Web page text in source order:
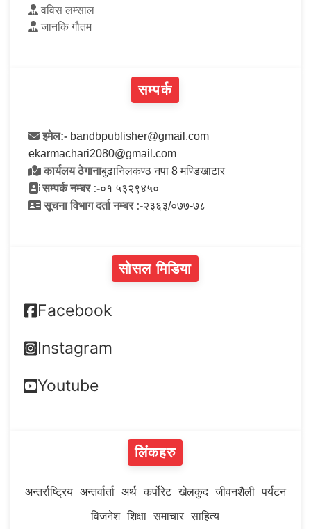
वविस लम्साल
जानकि गौतम
सम्पर्क
इमेल:- bandbpublisher@gmail.com
ekarmachari2080@gmail.com
कार्यलय ठेगानाबुढानिलकण्ठ नपा 8 मण्डिखाटार
सम्पर्क नम्बर :-०१ ५३२९४५०
सूचना विभाग दर्ता नम्बर :-२३६३/०७७-७८
सोसल मिडिया
Facebook
Instagram
Youtube
लिंकहरु
अन्तर्राष्ट्रिय अन्तर्वार्ता अर्थ कर्पोरेट खेलकुद जीवनशैली पर्यटन
विजनेश शिक्षा समाचार साहित्य